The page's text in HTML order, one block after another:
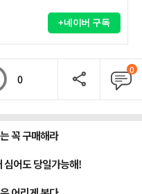
+네이버 구독
0
0